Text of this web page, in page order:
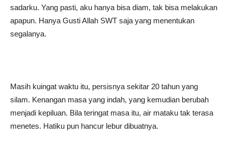
sadarku. Yang pasti, aku hanya bisa diam, tak bisa melakukan
apapun. Hanya Gusti Allah SWT saja yang menentukan
segalanya.
Masih kuingat waktu itu, persisnya sekitar 20 tahun yang
silam. Kenangan masa yang indah, yang kemudian berubah
menjadi kepiluan. Bila teringat masa itu, air mataku tak terasa
menetes. Hatiku pun hancur lebur dibuatnya.